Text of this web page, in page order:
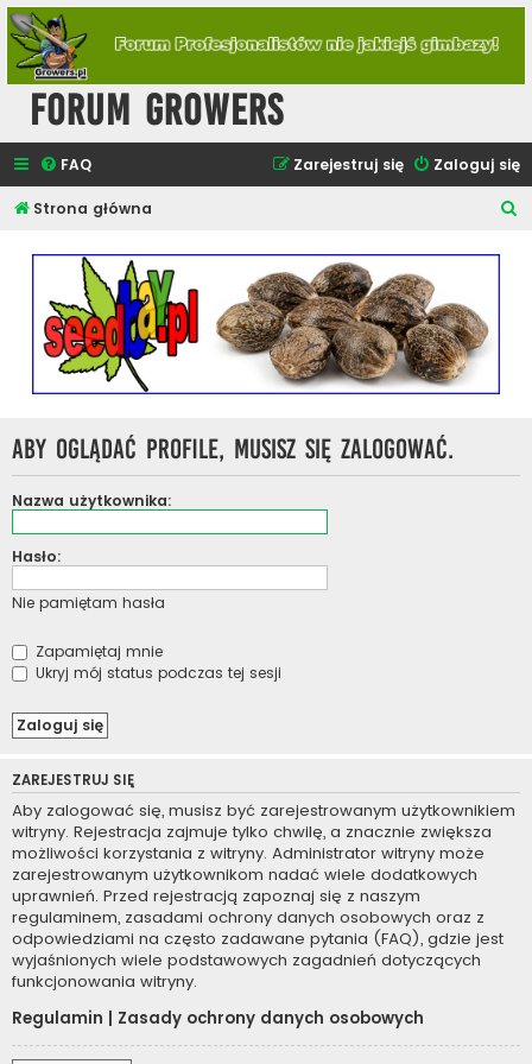
Forum Growers
FAQ Zaloguj się
Zarejestruj się
Strona główna
Aby oglądać profile, musisz się zalogować.
Nazwa użytkownika:
Hasło:
Nie pamiętam hasła
Zapamiętaj mnie
Ukryj mój status podczas tej sesji
ZAREJESTRUJ SIĘ
Aby zalogować się, musisz być zarejestrowanym użytkownikiem
witryny. Rejestracja zajmuje tylko chwilę, a znacznie zwiększa
możliwości korzystania z witryny. Administrator witryny może
zarejestrowanym użytkownikom nadać wiele dodatkowych
uprawnień. Przed rejestracją zapoznaj się z naszym
regulaminem, zasadami ochrony danych osobowych oraz z
odpowiedziami na często zadawane pytania (FAQ), gdzie jest
wyjaśnionych wiele podstawowych zagadnień dotyczących
funkcjonowania witryny.
Regulamin | Zasady ochrony danych osobowych